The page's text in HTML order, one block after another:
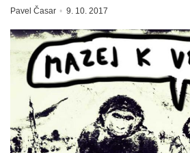
Pavel Časar 9. 10. 2017